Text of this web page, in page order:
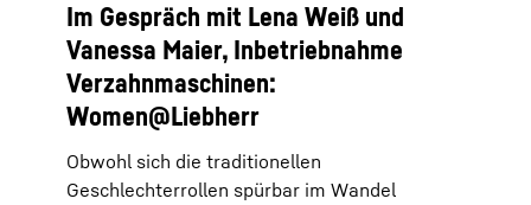
Im Gespräch mit Lena Weiß und
Vanessa Maier, Inbetriebnahme
Verzahnmaschinen:
Women@Liebherr
Obwohl sich die traditionellen
Geschlechterrollen spürbar im Wandel